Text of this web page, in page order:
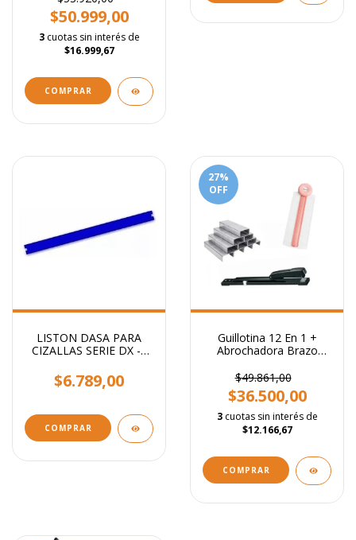
$50.999,00
3 cuotas sin interés de
$16.999,67
COMPRAR
LISTON DASA PARA
CIZALLAS SERIE DX -4
$6.789,00
COMPRAR
27%
OFF
Guillotina 12 En 1 +
Abrochadora Brazo
Broches
$49.861,00
$36.500,00
3 cuotas sin interés de
$12.166,67